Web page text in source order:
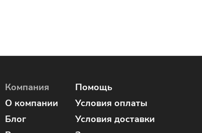
Компания
О компании
Блог
Помощь
Условия оплаты
Условия доставки